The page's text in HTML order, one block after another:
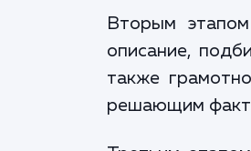
Вторым
описание,
также
решающим